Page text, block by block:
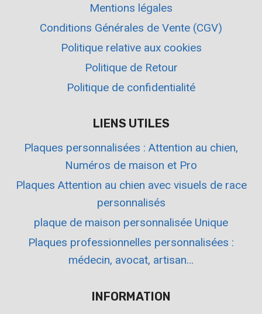
Mentions légales
Conditions Générales de Vente (CGV)
Politique relative aux cookies
Politique de Retour
Politique de confidentialité
LIENS UTILES
Plaques personnalisées : Attention au chien,
Numéros de maison et Pro
Plaques Attention au chien avec visuels de race
personnalisés
plaque de maison personnalisée Unique
Plaques professionnelles personnalisées :
médecin, avocat, artisan…
INFORMATION